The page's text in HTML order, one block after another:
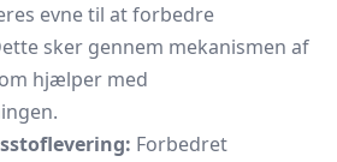
evne til at forbedre
sker gennem mekanismen af
hjælper med
Forbedret